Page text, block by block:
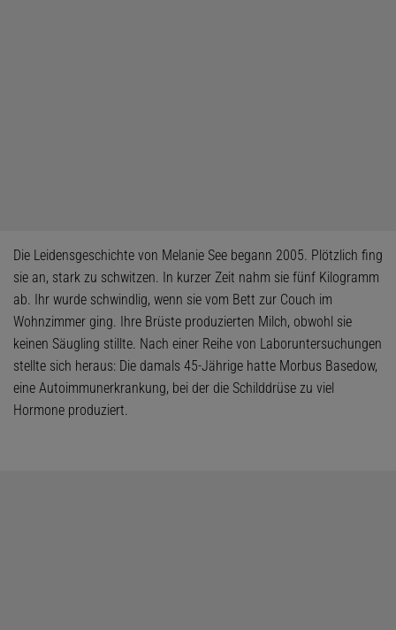
Die Leidensgeschichte von Melanie See begann 2005. Plötzlich fing
sie an, stark zu schwitzen. In kurzer Zeit nahm sie fünf Kilogramm
ab. Ihr wurde schwindlig, wenn sie vom Bett zur Couch im
Wohnzimmer ging. Ihre Brüste produzierten Milch, obwohl sie
keinen Säugling stillte. Nach einer Reihe von Laboruntersuchungen
stellte sich heraus: Die damals 45-Jährige hatte Morbus Basedow,
eine Autoimmunerkrankung, bei der die Schilddrüse zu viel
Hormone produziert.